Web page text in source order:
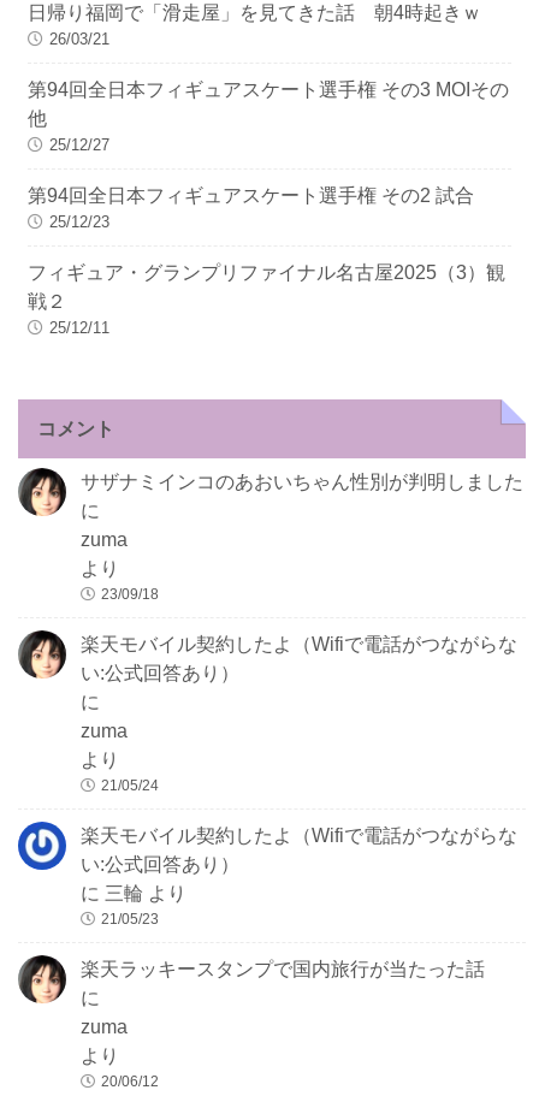
日帰り福岡で「滑走屋」を見てきた話 朝4時起きｗ
26/03/21
第94回全日本フィギュアスケート選手権 その3 MOIその
他
25/12/27
第94回全日本フィギュアスケート選手権 その2 試合
25/12/23
フィギュア・グランプリファイナル名古屋2025（3）観
戦２
25/12/11
コメント
サザナミインコのあおいちゃん性別が判明しました
に
zuma
より
23/09/18
楽天モバイル契約したよ（Wifiで電話がつながらな
い:公式回答あり）
に
zuma
より
21/05/24
楽天モバイル契約したよ（Wifiで電話がつながらな
い:公式回答あり）
に 三輪 より
21/05/23
楽天ラッキースタンプで国内旅行が当たった話
に
zuma
より
20/06/12